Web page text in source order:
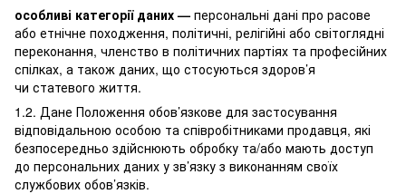
особливі категорії даних — персональні дані про расове
або етнічне походження, політичні, релігійні або світоглядні
переконання, членство в політичних партіях та професійних
спілках, а також даних, що стосуються здоров’я
чи статевого життя.
1.2. Дане Положення обов’язкове для застосування
відповідальною особою та співробітниками продавця, які
безпосередньо здійснюють обробку та/або мають доступ
до персональних даних у зв’язку з виконанням своїх
службових обов’язків.